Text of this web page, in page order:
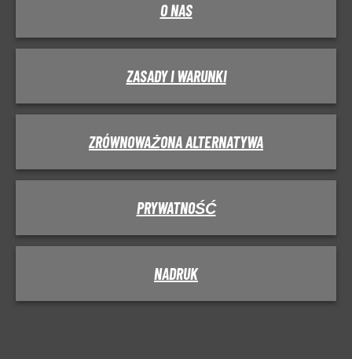
O NAS
ZASADY I WARUNKI
ZRÓWNOWAŻONA ALTERNATYWA
PRYWATNOŚĆ
NADRUK